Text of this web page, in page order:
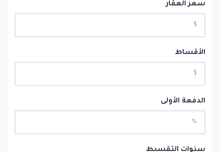
سعر العقار
الأقساط
الدفعة الأولى
سنوات التقسيط